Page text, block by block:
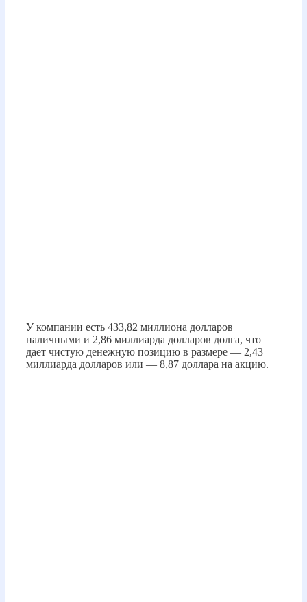
У компании есть 433,82 миллиона долларов
наличными и 2,86 миллиарда долларов долга, что
дает чистую денежную позицию в размере — 2,43
миллиарда долларов или — 8,87 доллара на акцию.